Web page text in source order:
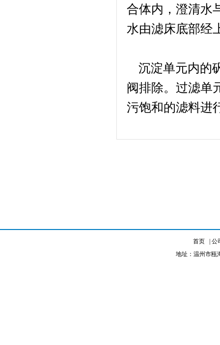
合体内，澄清水
水由滤床底部经
沉淀单元内的
阀排除。过滤单
污饱和的滤料进
首页 |公
地址：温州市瓯